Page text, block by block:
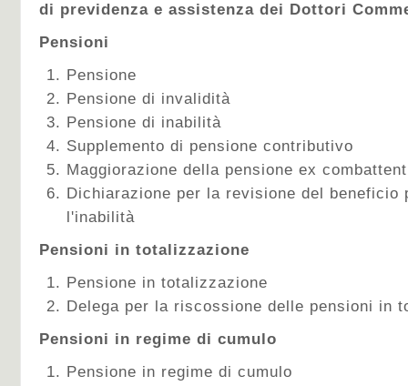
di previdenza e assistenza dei Dottori
Pensioni
Pensione
Pensione di invalidità
Pensione di inabilità
Supplemento di pensione contributivo
Maggiorazione della pensione ex
Dichiarazione per la revisione del beneficio
l'inabilità
Pensioni in totalizzazione
Pensione in totalizzazione
Delega per la riscossione delle pensioni in
Pensioni in regime di cumulo
Pensione in regime di cumulo